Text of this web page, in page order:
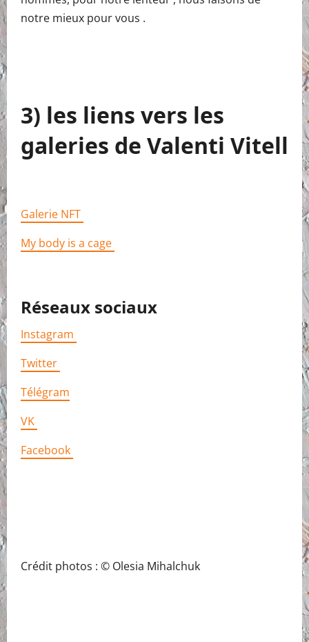
notre mieux pour vous .
3) les liens vers les
galeries de Valenti Vitell
Galerie NFT
My body is a cage
Réseaux sociaux
Instagram
Twitter
Télégram
VK
Facebook
Crédit photos : © Olesia Mihalchuk